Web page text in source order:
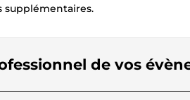
supplémentaires.
de vos